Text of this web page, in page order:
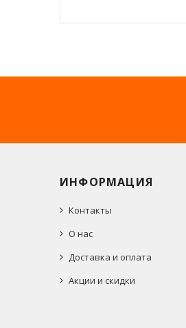
ИНФОРМАЦИЯ
Контакты
О нас
Доставка и оплата
Акции и скидки